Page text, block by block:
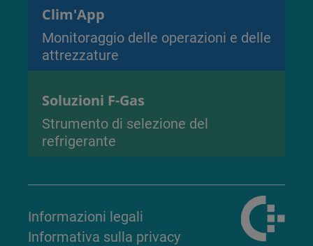
Clim'App
Monitoraggio delle operazioni e delle
attrezzature
Soluzioni F-Gas
Strumento di selezione del
refrigerante
Informazioni legali
Informativa sulla privacy